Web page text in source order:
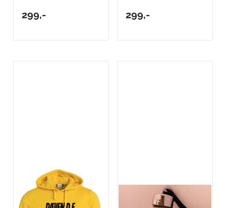
299,- 299,-